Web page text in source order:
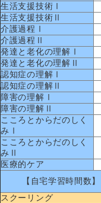
生活支援技術Ⅰ
生活支援技術Ⅱ
介護過程Ⅰ
介護過程Ⅱ
発達と老化の理解Ⅰ
発達と老化の理解Ⅱ
認知症の理解Ⅰ
認知症の理解Ⅱ
障害の理解Ⅰ
障害の理解Ⅱ
こころとからだのしく
みⅠ
こころとからだのしく
みⅡ
医療的ケア
【自宅学習時間数】
スクーリング